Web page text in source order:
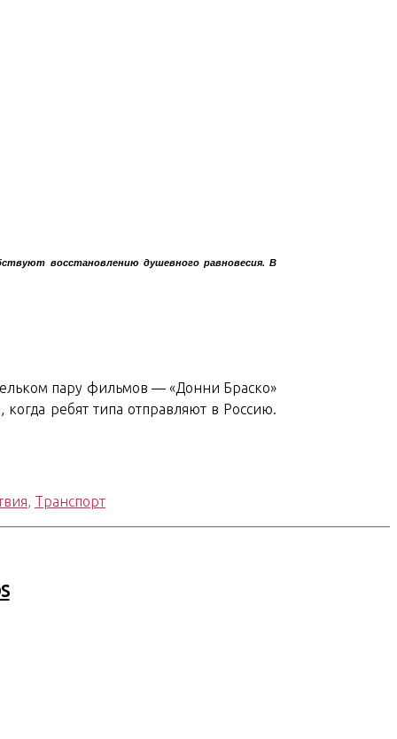
восстановлению душевного равновесия. В
пару фильмов — «Донни Браско»
ребят типа отправляют в Россию.
, Транспорт